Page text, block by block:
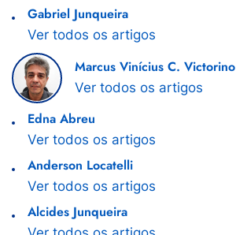
Gabriel Junqueira
Ver todos os artigos
Marcus Vinícius C. Victorino
Ver todos os artigos
Edna Abreu
Ver todos os artigos
Anderson Locatelli
Ver todos os artigos
Alcides Junqueira